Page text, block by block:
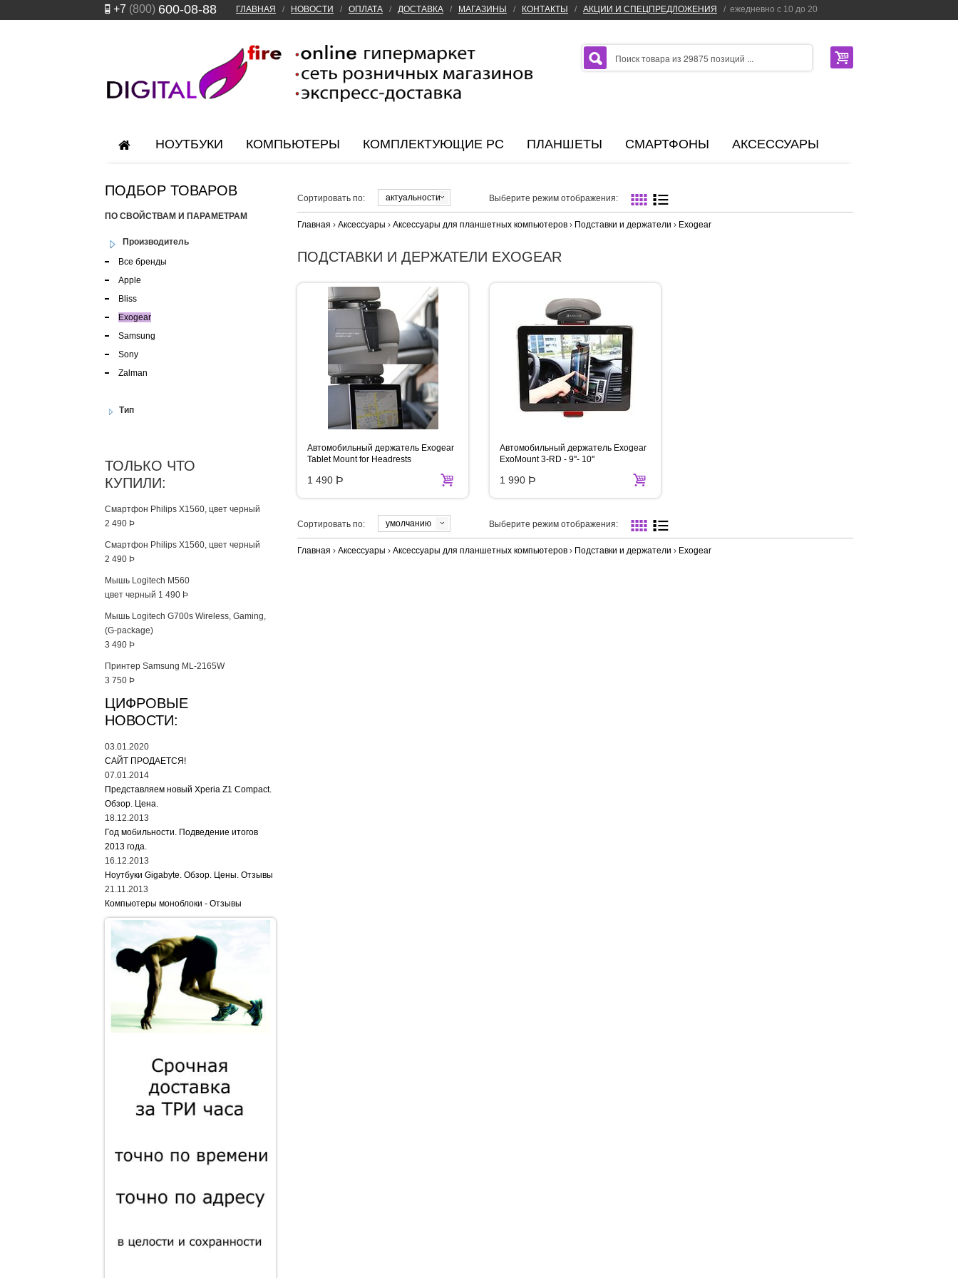
+7 (800) 600-08-88 ГЛАВНАЯ / НОВОСТИ / ОПЛАТА / ДОСТАВКА / МАГАЗИНЫ / КОНТАКТЫ / АКЦИИ И СПЕЦПРЕДЛОЖЕНИЯ / ежедневно с 10 до 20
НОУТБУКИ КОМПЬЮТЕРЫ КОМПЛЕКТУЮЩИЕ PC ПЛАНШЕТЫ СМАРТФОНЫ АКСЕССУАРЫ
Сортировать по: актуальности Выберите режим отображения:
Главная › Аксессуары › Аксессуары для планшетных компьютеров › Подставки и держатели › Exogear
ПОДСТАВКИ И ДЕРЖАТЕЛИ EXOGEAR
Автомобильный держатель Exogear
Tablet Mount for Headrests
1 490 Þ
Автомобильный держатель Exogear
ExoMount 3-RD - 9''- 10''
1 990 Þ
Сортировать по: умолчанию Выберите режим отображения:
Главная › Аксессуары › Аксессуары для планшетных компьютеров › Подставки и держатели › Exogear
ПОДБОР ТОВАРОВ
ПО СВОЙСТВАМ И ПАРАМЕТРАМ
Производитель
Все бренды
Apple
Bliss
Exogear
Samsung
Sony
Zalman
Тип
ТОЛЬКО ЧТО
КУПИЛИ:
Смартфон Philips X1560, цвет черный
2 490 Þ
Смартфон Philips X1560, цвет черный
2 490 Þ
Мышь Logitech M560
цвет черный 1 490 Þ
Мышь Logitech G700s Wireless, Gaming,
(G-package)
3 490 Þ
Принтер Samsung ML-2165W
3 750 Þ
ЦИФРОВЫЕ
НОВОСТИ:
03.01.2020
САЙТ ПРОДАЕТСЯ!
07.01.2014
Представляем новый Xperia Z1 Compact.
Обзор. Цена.
18.12.2013
Год мобильности. Подведение итогов
2013 года.
16.12.2013
Ноутбуки Gigabyte. Обзор. Цены. Отзывы
21.11.2013
Компьютеры моноблоки - Отзывы